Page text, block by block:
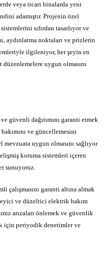
veya ticari binalarda yeni
adamıştır. Projenin özel
sıfırdan tasarlıyor ve
aydınlatma noktaları ve prizlerin
ilgileniyor, her şeyin en
uygun olmasını
güvenli dağıtımını garanti etmek
ve güncellemesini
uygun olmasını sağlıyor
koruma sistemleri içeren
sunuyoruz.
çalışmasını garanti altına almak
ve düzeltici elektrik bakım
arızaları önlemek ve güvenlik
için periyodik denetimler ve